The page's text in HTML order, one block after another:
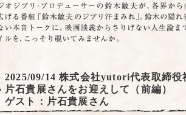
2025/09/14株式会社yutori代表取締役
片石貴展さんをお迎えして（前編）
ゲスト：片石貴展さん